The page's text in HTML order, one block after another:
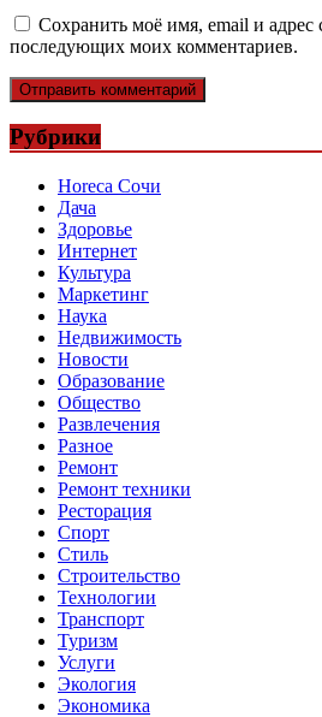
Сохранить моё имя, email и адрес
последующих моих комментариев.
Рубрики
Horeca Сочи
Дача
Здоровье
Интернет
Культура
Маркетинг
Наука
Недвижимость
Новости
Образование
Общество
Развлечения
Разное
Ремонт
Ремонт техники
Ресторация
Спорт
Стиль
Строительство
Технологии
Транспорт
Туризм
Услуги
Экология
Экономика